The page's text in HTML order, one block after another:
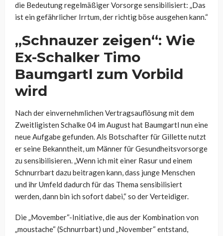
die Bedeutung regelmäßiger Vorsorge sensibilisiert: „Das
ist ein gefährlicher Irrtum, der richtig böse ausgehen kann.“
„Schnauzer zeigen“: Wie
Ex-Schalker Timo
Baumgartl zum Vorbild
wird
Nach der einvernehmlichen Vertragsauflösung mit dem
Zweitligisten Schalke 04 im August hat Baumgartl nun eine
neue Aufgabe gefunden. Als Botschafter für Gillette nutzt
er seine Bekanntheit, um Männer für Gesundheitsvorsorge
zu sensibilisieren. „Wenn ich mit einer Rasur und einem
Schnurrbart dazu beitragen kann, dass junge Menschen
und ihr Umfeld dadurch für das Thema sensibilisiert
werden, dann bin ich sofort dabei,“ so der Verteidiger.
Die „Movember“-Initiative, die aus der Kombination von
„moustache“ (Schnurrbart) und „November“ entstand,